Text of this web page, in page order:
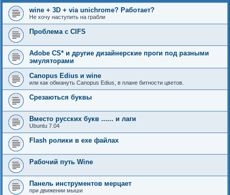
wine + 3D + via unichrome? Работает?
Не хочу наступить на грабли
Проблема с CIFS
Adobe CS* и другие дизайнерские проги под разными
эмуляторами
Canopus Edius и wine
или как обмануть Canopus Edius, в плане битности цветов.
Срезаються буквы
Вместо русских букв ...... и лаги
Ubuntu 7.04
Flash ролики в exe файлах
Рабочий путь Wine
Панель инструментов мерцает
при движении мыши